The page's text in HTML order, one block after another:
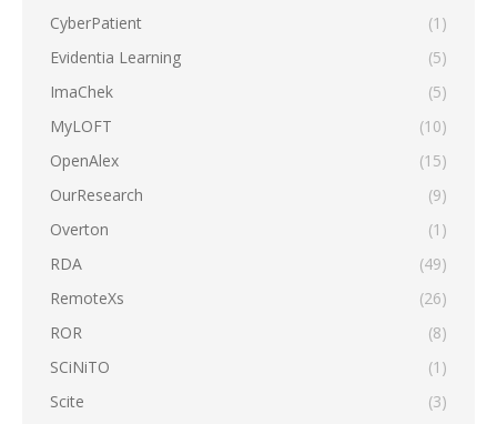
CyberPatient
(1)
Evidentia Learning
(5)
ImaChek
(5)
MyLOFT
(10)
OpenAlex
(15)
OurResearch
(9)
Overton
(1)
RDA
(49)
RemoteXs
(26)
ROR
(8)
SCiNiTO
(1)
Scite
(3)